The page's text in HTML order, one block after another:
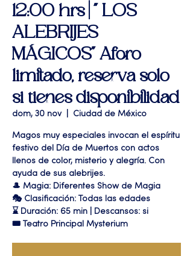
12:00 hrs | " LOS
ALEBRIJES
MÁGICOS" Aforo
limitado, reserva solo
si tienes disponibilidad
dom, 30 nov
  |
Ciudad de México
Magos muy especiales invocan el espíritu
festivo del Día de Muertos con actos
llenos de color, misterio y alegría. Con
ayuda de sus alebrijes.
🎩 Magia: Diferentes Show de Magia
🎭 Clasificación: Todas las edades
⌛ Duración: 65 min | Descansos: si
🎟 Teatro Principal Mysterium